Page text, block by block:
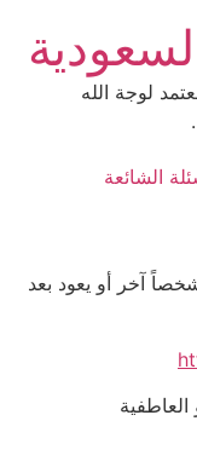
لوجة الله
الشائعة
آخر أو يعود بعد
العاطفية